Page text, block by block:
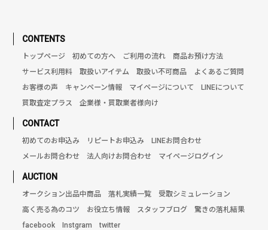
CONTENTS
トップページ 初めての方へ ご利用の流れ
商品お預け方法
サービス利用料
取扱いアイテム 取扱い不可商品
よくあるご質問
お客様の声
キャンペーン情報 マイページについて
LINEについて
買取査定プラス
企業様・買取業者様向け
CONTACT
初めてのお申込み リピートお申込み
LINEお問合わせ
メールお問合わせ
法人向けお問合わせ マイページログイン
AUCTION
オークション出品中商品 落札実績一覧
受取シミュレーション
高く売る為のコツ
お役立ち情報 スタッフブログ
驚きの落札結果
facebook
Instgram twitter